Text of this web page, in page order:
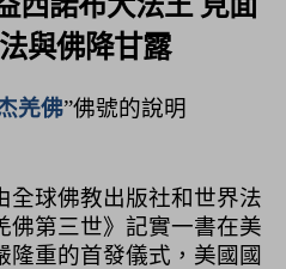
與佛降甘露
羌佛”佛號的說明
全球佛教出版社和世界法
佛第三世》記實一書在美
隆重的首發儀式，美國國